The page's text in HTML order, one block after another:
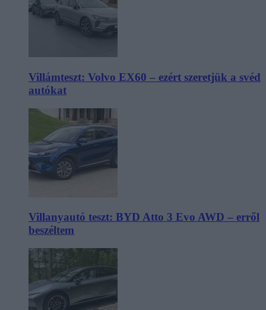
Villámteszt: Volvo EX60 – ezért szeretjük a svéd
autókat
Villanyautó teszt: BYD Atto 3 Evo AWD – erről
beszéltem